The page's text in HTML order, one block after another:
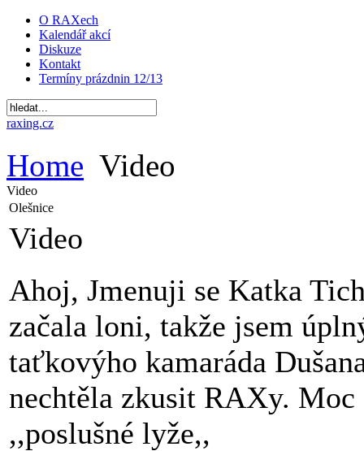
O RAXech
Kalendář akcí
Diskuze
Kontakt
Termíny prázdnin 12/13
raxing.cz
Home Video
Video
Olešnice
Video
Ahoj, Jmenuji se Katka
začala loni, takže jsem
taťkovýho kamaráda
nechtěla zkusit RAXy.
,,poslušné lyže,,